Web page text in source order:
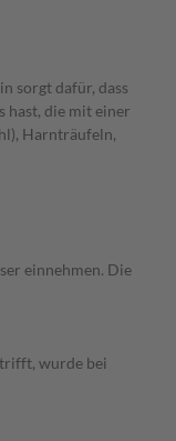
sorgt dafür, dass
hast, die mit einer
Harnträufeln,
einnehmen. Die
wurde bei